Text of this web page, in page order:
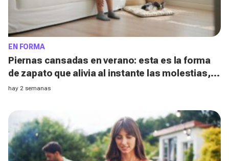
EN FORMA
Piernas cansadas en verano: esta es la forma
de zapato que alivia al instante las molestias,
según los podólogos
hay 2 semanas